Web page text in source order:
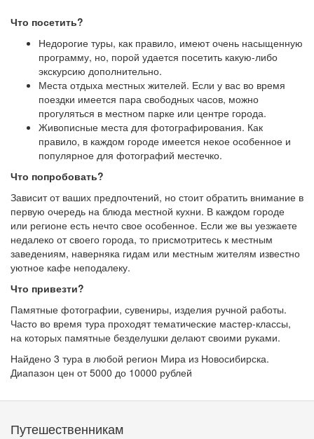
Что посетить?
Недорогие туры, как правило, имеют очень насыщенную
программу, но, порой удается посетить какую-либо
экскурсию дополнительно.
Места отдыха местных жителей. Если у вас во время
поездки имеется пара свободных часов, можно
прогуляться в местном парке или центре города.
Живописные места для фотографирования. Как
правило, в каждом городе имеется некое особенное и
популярное для фотографий местечко.
Что попробовать?
Зависит от ваших предпочтений, но стоит обратить внимание в
первую очередь на блюда местной кухни. В каждом городе
или регионе есть нечто свое особенное. Если же вы уезжаете
недалеко от своего города, то присмотритесь к местным
заведениям, наверняка гидам или местным жителям известно
уютное кафе неподалеку.
Что привезти?
Памятные фотографии, сувениры, изделия ручной работы.
Часто во время тура проходят тематические мастер-классы,
на которых памятные безделушки делают своими руками.
Найдено 3 тура в любой регион Мира из Новосибирска.
Диапазон цен от 5000 до 10000 рублей
Путешественникам